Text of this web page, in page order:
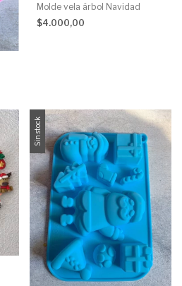
Molde vela árbol Navidad
$4.000,00
Sin stock